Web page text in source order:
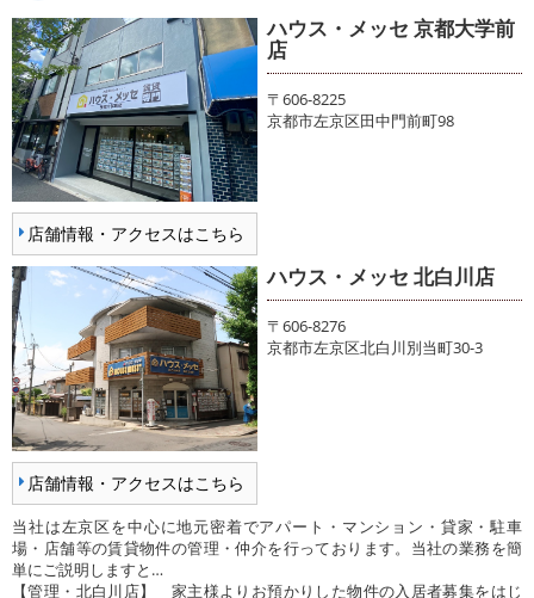
店舗情報・アクセスはこちら
ハウス・メッセ 京都大学前
店
〒606-8225
京都市左京区田中門前町98
店舗情報・アクセスはこちら
ハウス・メッセ 北白川店
〒606-8276
京都市左京区北白川別当町30-3
当社は左京区を中心に地元密着でアパート・マンション・貸家・駐車
場・店舗等の賃貸物件の管理・仲介を行っております。当社の業務を簡
単にご説明しますと…
【管理・北白川店】 家主様よりお預かりした物件の入居者募集をはじ